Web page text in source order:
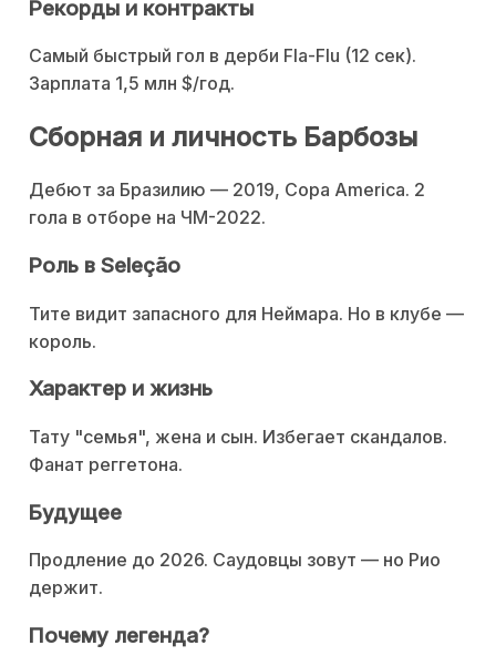
Рекорды и контракты
Самый быстрый гол в дерби Fla-Flu (12 сек).
Зарплата 1,5 млн $/год.
Сборная и личность Барбозы
Дебют за Бразилию — 2019, Copa America. 2
гола в отборе на ЧМ-2022.
Роль в Seleção
Тите видит запасного для Неймара. Но в клубе —
король.
Характер и жизнь
Тату "семья", жена и сын. Избегает скандалов.
Фанат реггетона.
Будущее
Продление до 2026. Саудовцы зовут — но Рио
держит.
Почему легенда?